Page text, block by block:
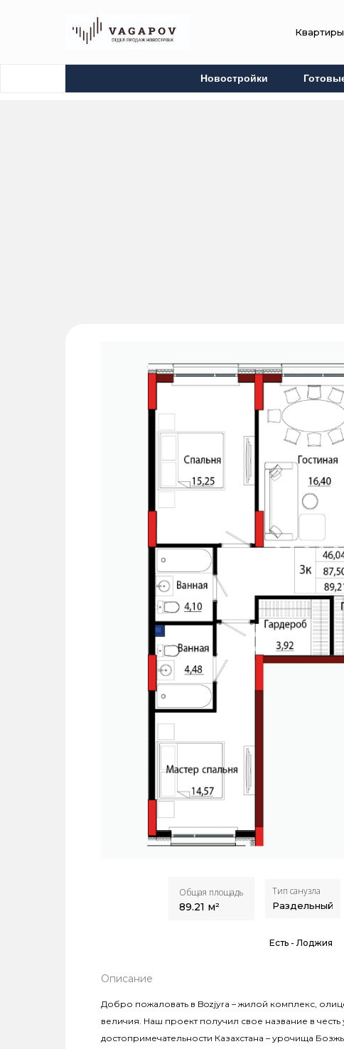
Новостройки
Общая площадь
89.21 м²
Тип санузла
Раздельный
Есть -Лоджия
Описание
Добро пожаловать в Bozjyra – жилой комплекс,
величия. Наш проект получил свое название в
достопримечательности Казахстана – урочища